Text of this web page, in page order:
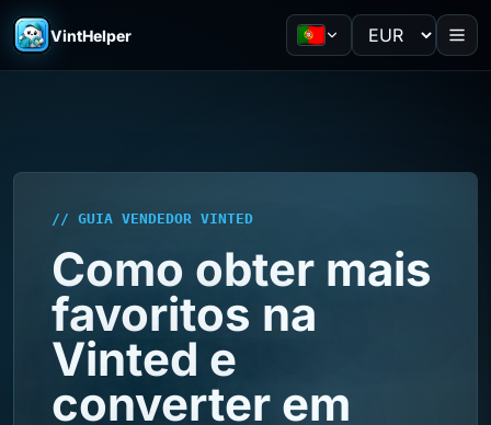
VintHelper
// GUIA VENDEDOR VINTED
Como obter mais
favoritos na
Vinted e
converter em